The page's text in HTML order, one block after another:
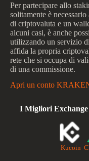
Per partecipare allo
solitamente è
di criptovaluta e un
alcuni casi, è anche
utilizzando un servizio
affida la propria
rete che si occupa di
di una commissione.
Apri un conto
I Migliori Exchange
Kucoin